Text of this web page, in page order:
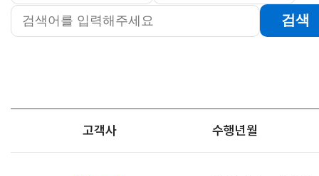
검색
고객사 수행년월